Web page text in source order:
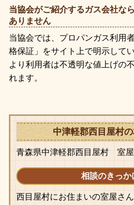
当協会がご紹介するガス会社な
ありません
当協会では、プロパンガス利用
格保証」をサイト上で明示して
より利用者は不透明な値上げの
れます。
中津軽郡西目屋村
青森県中津軽郡西目屋村 室
相談のきっか
西目屋村にお住まいの室屋さ